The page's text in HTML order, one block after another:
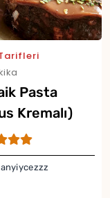
Pasta
Kremalı)